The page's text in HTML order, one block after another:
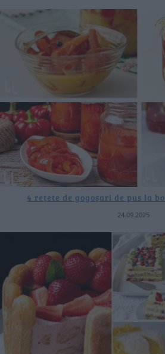
4 rețete de gogoșari de pus la
24.09.2025